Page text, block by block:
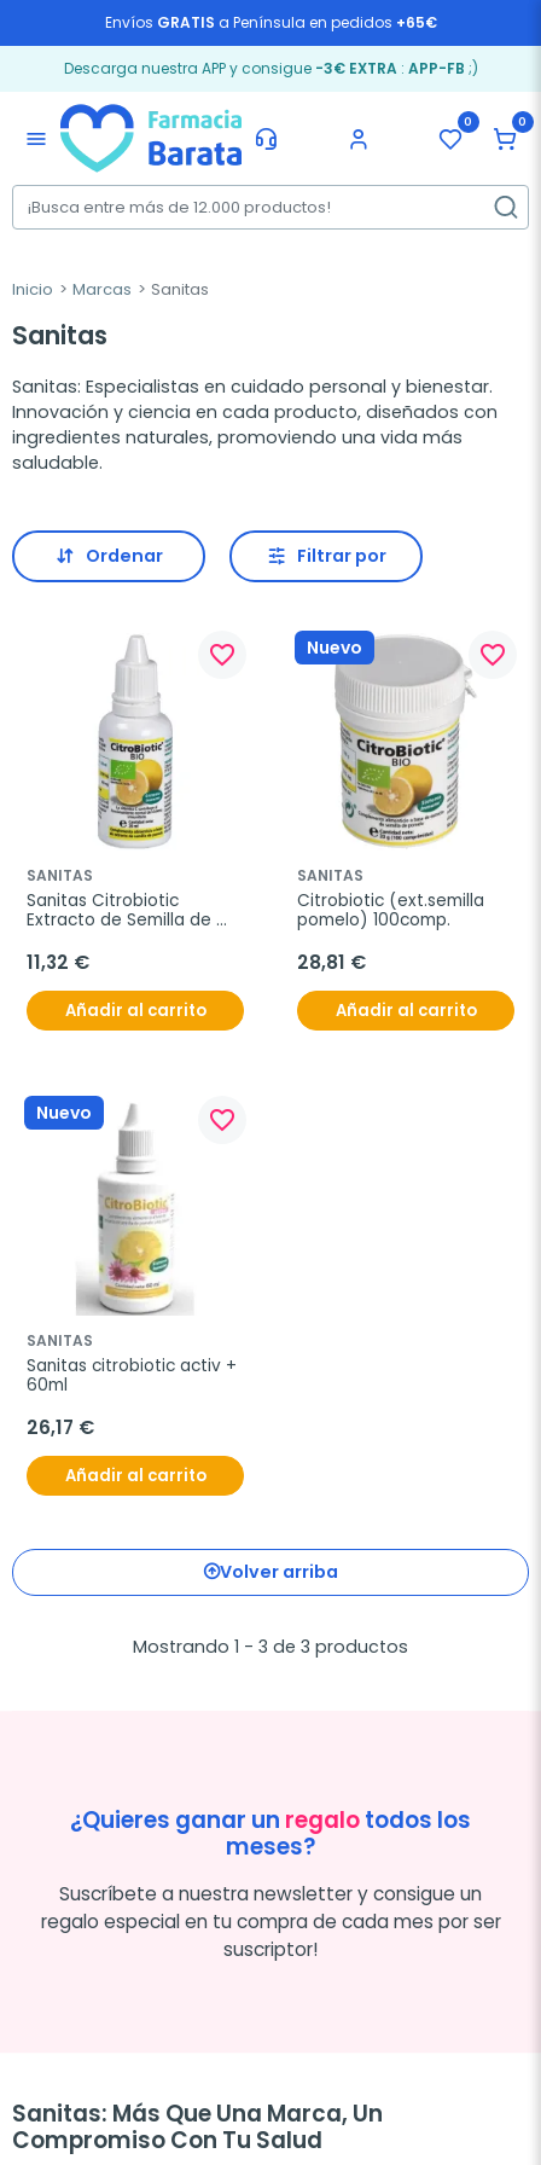
Envíos GRATIS a Península en pedidos +65€
Descarga nuestra APP y consigue -3€ EXTRA: APP-FB ;)
menu
0 0
Inicio Marcas Sanitas
Sanitas
Sanitas: Especialistas en cuidado personal y bienestar.
Innovación y ciencia en cada producto, diseñados con
ingredientes naturales, promoviendo una vida más
saludable.
Ordenar Filtrar por
favorite_border
SANITAS
Sanitas Citrobiotic
Extracto de Semilla de
11,32 €
Añadir al carrito
Nuevo favorite_border
SANITAS
Citrobiotic (ext.semilla
pomelo) 100comp.
28,81 €
Añadir al carrito
Nuevo favorite_border
SANITAS
Sanitas citrobiotic activ +
60ml
26,17 €
Añadir al carrito
Volver arriba
Mostrando 1 - 3 de 3 productos
¿Quieres ganar un regalotodos los
meses?
Suscríbete a nuestra newsletter y consigue un
regalo especial en tu compra de cada mes por ser
suscriptor!
Sanitas: Más Que Una Marca, Un
Compromiso Con Tu Salud